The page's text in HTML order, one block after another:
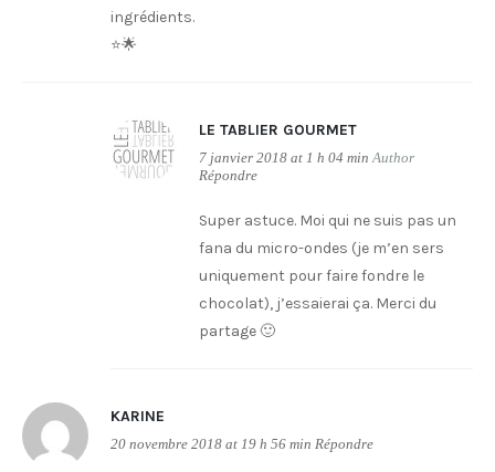
ingrédients.
⭐️🌟
LE TABLIER GOURMET
7 janvier 2018 at 1 h 04 min Author
Répondre
Super astuce. Moi qui ne suis pas un
fana du micro-ondes (je m’en sers
uniquement pour faire fondre le
chocolat), j’essaierai ça. Merci du
partage 🙂
KARINE
20 novembre 2018 at 19 h 56 min Répondre